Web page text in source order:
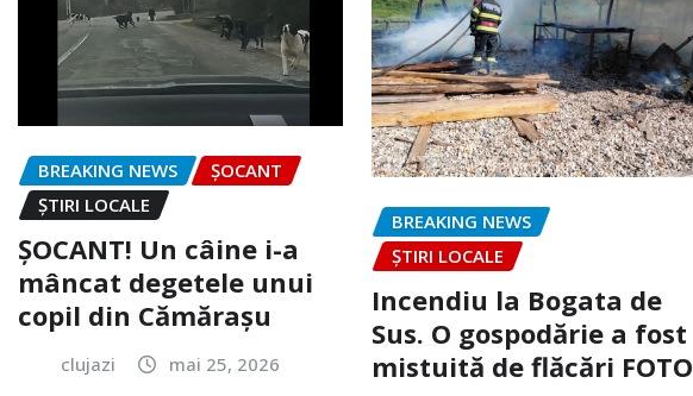
BREAKING NEWS
ȘOCANT
ȘTIRI LOCALE
ȘOCANT! Un câine i-a
mâncat degetele unui
copil din Cămărașu
clujazi mai 25, 2026
BREAKING NEWS
ȘTIRI LOCALE
Incendiu la Bogata de
Sus. O gospodărie a fost
mistuită de flăcări FOTO